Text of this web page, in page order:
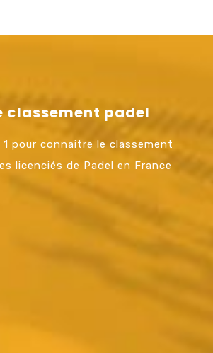
classement padel
pour connaitre le classement
licenciés de Padel en France